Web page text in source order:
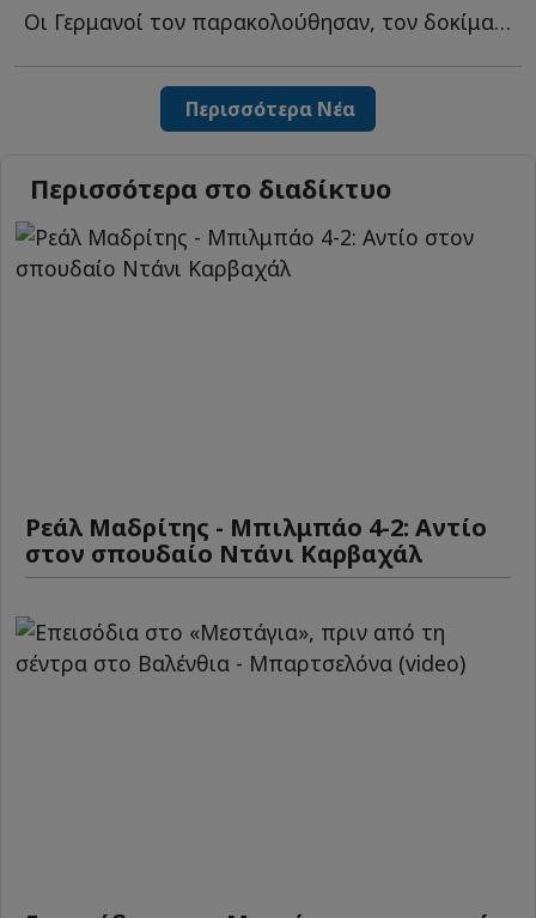
Οι Γερμανοί τον παρακολούθησαν, τον δοκίμασαν δύο φορές κ...
Περισσότερα Νέα
Περισσότερα στο διαδίκτυο
Ρεάλ Μαδρίτης - Μπιλμπάο 4-2: Αντίο
στον σπουδαίο Ντάνι Καρβαχάλ